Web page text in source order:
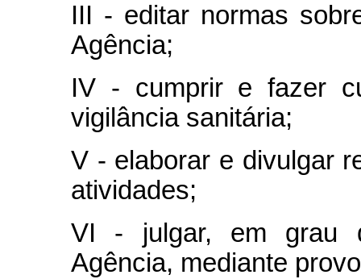
III - editar normas
Agência;
IV - cumprir e fazer
vigilância sanitária;
V - elaborar e divulgar
atividades;
VI - julgar, em grau
Agência, mediante